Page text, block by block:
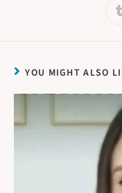
YOU MIGHT ALSO